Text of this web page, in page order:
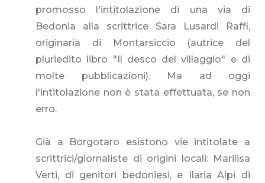
promosso l'intitolazione di una via di
Bedonia alla scrittrice Sara Lusardi Raffi,
originaria di Montarsiccio (autrice del
pluriedito libro "Il desco del villaggio" e di
molte pubblicazioni). Ma ad oggi
l'intitolazione non è stata effettuata, se non
erro.
Già a Borgotaro esistono vie intitolate a
scrittrici/giornaliste di origini locali: Marilisa
Verti, di genitori bedoniesi, e Ilaria Alpi di